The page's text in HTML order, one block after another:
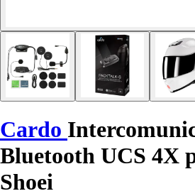
Cardo
Bluetooth UCS 4X
Shoei